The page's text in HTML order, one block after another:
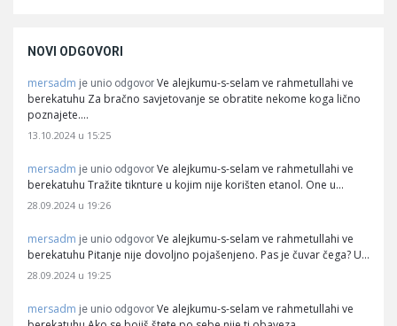
NOVI ODGOVORI
mersadm je unio odgovor Ve alejkumu-s-selam ve rahmetullahi ve
berekatuhu Za bračno savjetovanje se obratite nekome koga lično
poznajete.…
13.10.2024 u 15:25
mersadm je unio odgovor Ve alejkumu-s-selam ve rahmetullahi ve
berekatuhu Tražite tiknture u kojim nije korišten etanol. One u…
28.09.2024 u 19:26
mersadm je unio odgovor Ve alejkumu-s-selam ve rahmetullahi ve
berekatuhu Pitanje nije dovoljno pojašenjeno. Pas je čuvar čega? U…
28.09.2024 u 19:25
mersadm je unio odgovor Ve alejkumu-s-selam ve rahmetullahi ve